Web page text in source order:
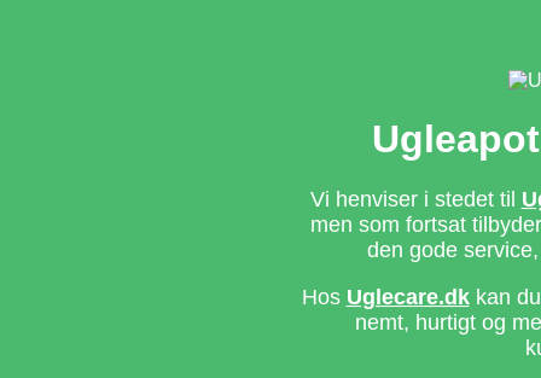
Vi henviser i stedet til
men som fortsat
den gode
Hos Uglecare.dkkan du
nemt, hurtigt og